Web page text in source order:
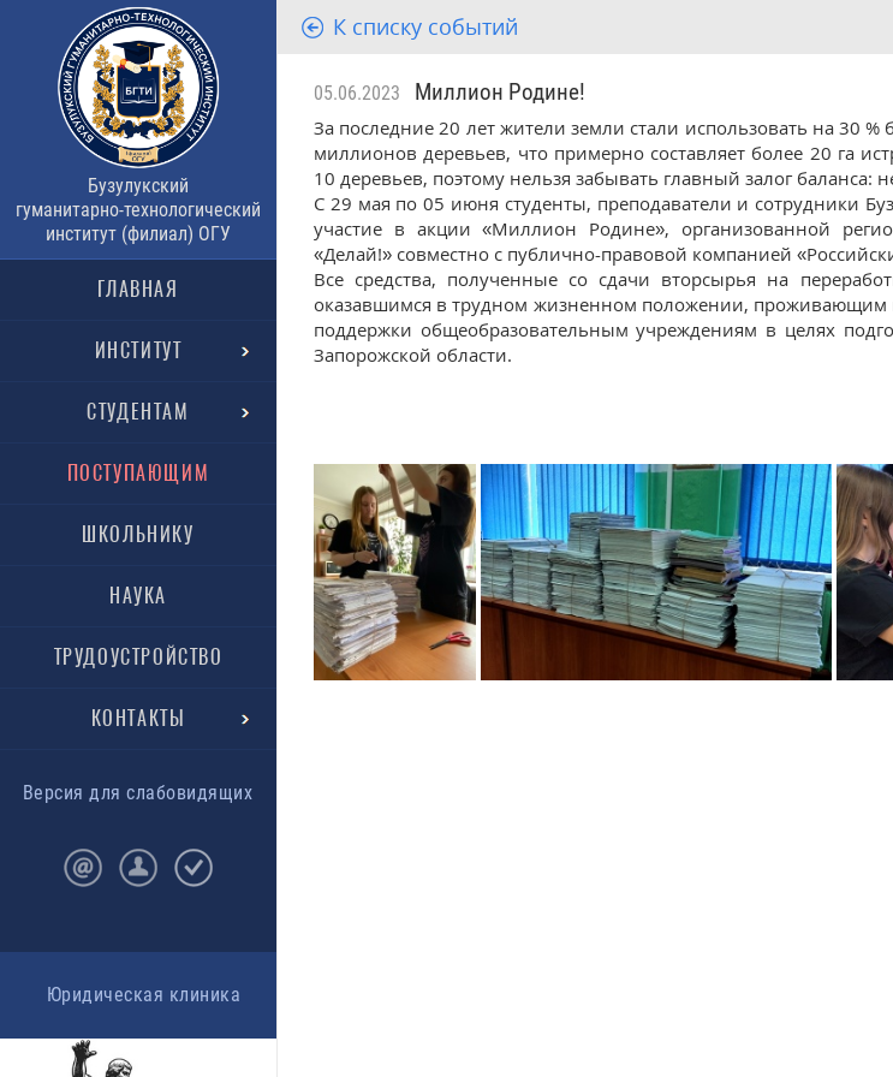
Бузулукский
гуманитарно-технологический
институт (филиал) ОГУ
ГЛАВНАЯ
ИНСТИТУТ
СТУДЕНТАМ
ПОСТУПАЮЩИМ
ШКОЛЬНИКУ
НАУКА
ТРУДОУСТРОЙСТВО
КОНТАКТЫ
Версия для слабовидящих
Юридическая клиника
К списку событий
05.06.2023 Миллион Родине!
За последние 20 лет жители земли стали использовать на 30
миллионов деревьев, что примерно составляет более 20 га
10 деревьев, поэтому нельзя забывать главный залог баланса:
С 29 мая по 05 июня студенты, преподаватели и сотрудники
участие в акции «Миллион Родине», организованной
«Делай!» совместно с публично-правовой компанией
Все средства, полученные со сдачи вторсырья на
оказавшимся в трудном жизненном положении, проживающим
поддержки общеобразовательным учреждениям в целях
Запорожской области.